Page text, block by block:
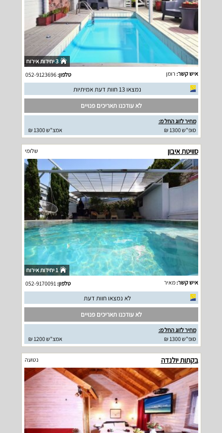
3 יחידות אירוח
איש קשר: רומן טלפון:052-9123696
נמצאו 13 חוות דעת אמיתיות
לא עודכנו תאריכים פנויים
מחיר לזוג החל מ:
סופ"ש 1300 ₪
אמצ"ש 1300 ₪
סוויטת איבון שלומי
1 יחידות אירוח
איש קשר:מאיר טלפון:
לא נמצאו חוות דעת
לא עודכנו תאריכים פנויים
מחיר לזוג החל מ:
סופ"ש 1300 ₪
אמצ"ש 1200 ₪
בקתות יולנדה נטועה